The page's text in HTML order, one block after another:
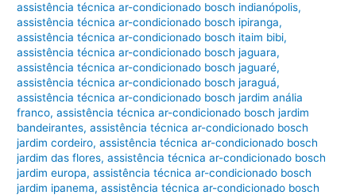
assistência técnica ar-condicionado bosch indianópolis,
assistência técnica ar-condicionado bosch ipiranga,
assistência técnica ar-condicionado bosch itaim bibi,
assistência técnica ar-condicionado bosch jaguara,
assistência técnica ar-condicionado bosch jaguaré,
assistência técnica ar-condicionado bosch jaraguá,
assistência técnica ar-condicionado bosch jardim anália
franco,assistência técnica ar-condicionado bosch jardim
bandeirantes,assistência técnica ar-condicionado bosch
jardim cordeiro,assistência técnica ar-condicionado bosch
jardim das flores,assistência técnica ar-condicionado bosch
jardim europa,assistência técnica ar-condicionado bosch
jardim ipanema,assistência técnica ar-condicionado bosch